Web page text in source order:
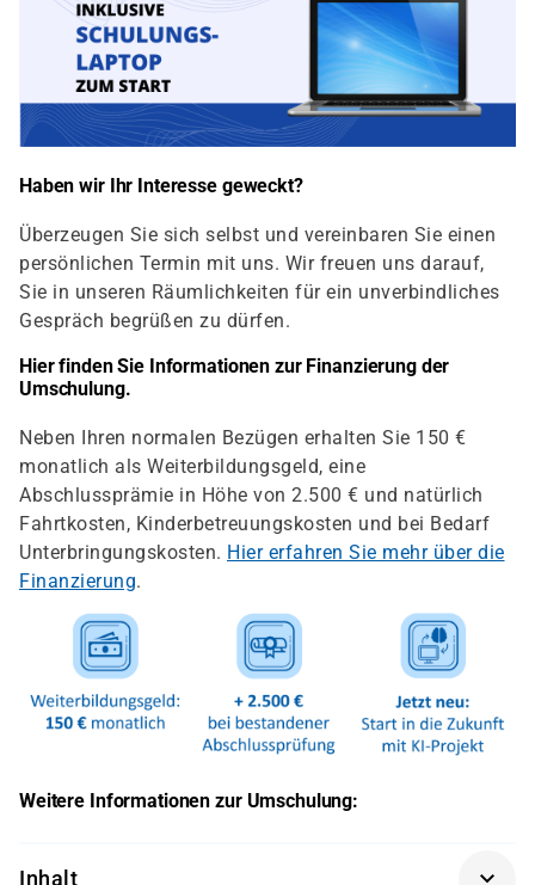
Haben wir Ihr Interesse geweckt?
Überzeugen Sie sich selbst und vereinbaren Sie einen
persönlichen Termin mit uns. Wir freuen uns darauf,
Sie in unseren Räumlichkeiten für ein unverbindliches
Gespräch begrüßen zu dürfen.
Hier finden Sie Informationen zur Finanzierung der
Umschulung.
Neben Ihren normalen Bezügen erhalten Sie 150 €
monatlich als Weiterbildungsgeld, eine
Abschlussprämie in Höhe von 2.500 € und natürlich
Fahrtkosten, Kinderbetreuungskosten und bei Bedarf
Unterbringungskosten. Hier erfahren Sie mehr über die
Finanzierung.
Weitere Informationen zur Umschulung:
Inhalt